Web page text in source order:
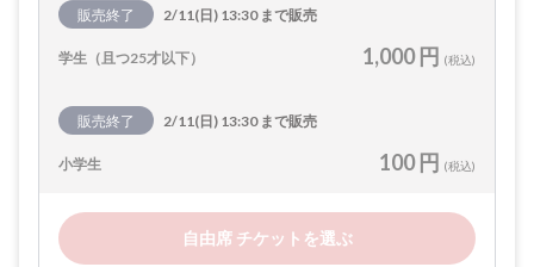
販売終了 2/11(日) 13:30 まで販売
学生（且つ25才以下） 1,000 円 (税込)
販売終了 2/11(日) 13:30 まで販売
小学生 100 円 (税込)
自由席 チケットを選ぶ